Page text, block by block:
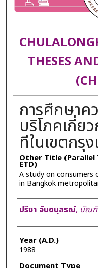
THESES
การศึกษาค
บริโภคเกี่ย
ทีในเขตกรุ
Other Title
ETD)
A study on consumers
in Bangkok
Author
ปรีชา จันอนุสรณ์, บัณฑิ
Year (A.D.)
1988